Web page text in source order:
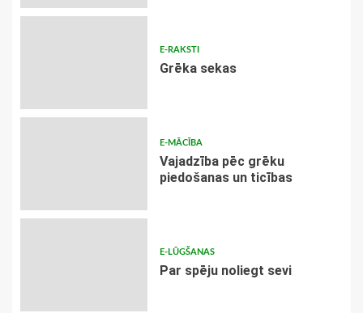
E-RAKSTI
Grēka sekas
E-MĀCĪBA
Vajadzība pēc grēku
piedošanas un ticības
E-LŪGŠANAS
Par spēju noliegt sevi